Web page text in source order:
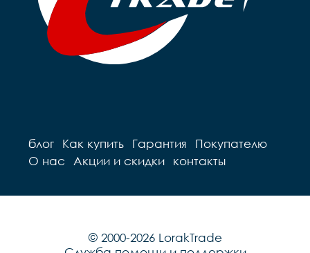
блог Как купить Гарантия
Покупателю
О нас
Акции и скидки контакты
© 2000-2026 LorakTrade